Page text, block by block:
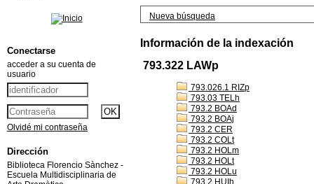
Nueva búsqueda
Información de la indexación
793.322 LAWp
793.026.1 RIZp
793.03 TELh
793.2 BOAd
793.2 BOAj
793.2 CER
793.2 COLt
793.2 HOLm
793.2 HOLt
793.2 HOLu
793.2 HUIh
Conectarse
acceder a su cuenta de
usuario
Olvidé mi contraseña
Dirección
Biblioteca Florencio Sànchez -
Escuela Multidisciplinaria de